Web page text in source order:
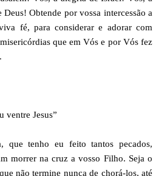
Obtende por vossa intercessão a
fé, para considerar e adorar com
que em Vós e por Vós fez
ventre Jesus”
que tenho eu feito tantos pecados,
morrer na cruz a vosso Filho. Seja o
não termine nunca de chorá-los, até